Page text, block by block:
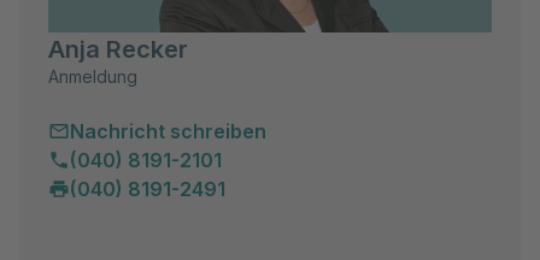
Anja Recker
Anmeldung
Nachricht schreiben
(040) 8191-2101
(040) 8191-2491